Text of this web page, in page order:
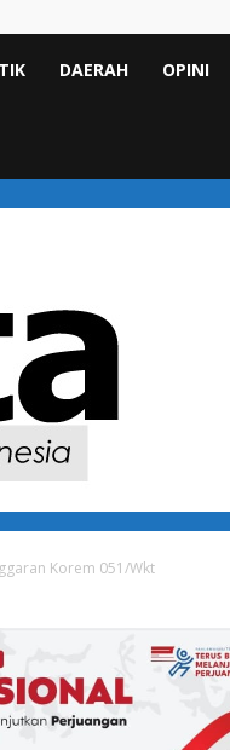
DAERAH OPINI
Korem 051/Wkt